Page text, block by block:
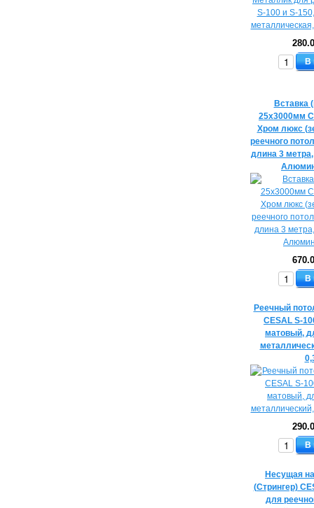
В
Вставка
25х3000мм
Хром люкс
реечного
длина 3
В
Реечный
CESAL S-
матовый,
В
Несущая
(Стрингер)
для